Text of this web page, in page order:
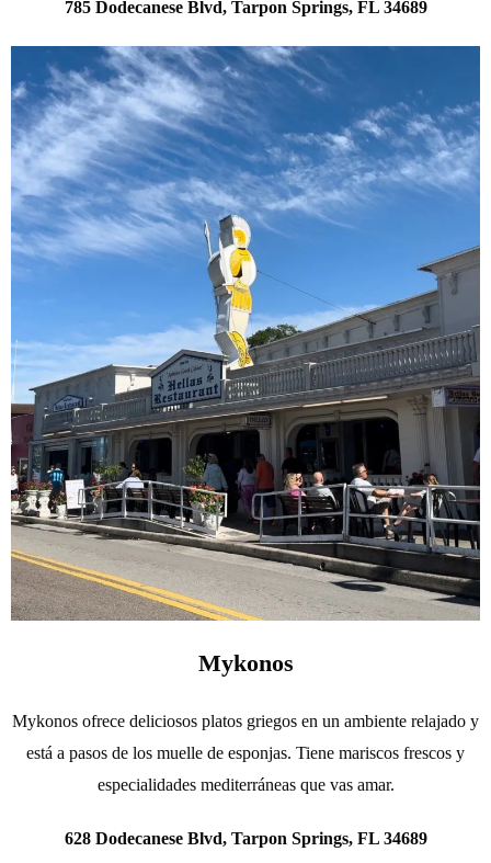
785 Dodecanese Blvd, Tarpon Springs, FL 34689
Mykonos
Mykonos ofrece deliciosos platos griegos en un ambiente relajado y
está a pasos de los muelle de esponjas. Tiene mariscos frescos y
especialidades mediterráneas que vas amar.
628 Dodecanese Blvd, Tarpon Springs, FL 34689